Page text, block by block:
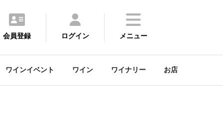
会員登録 ログイン メニュー
ワインイベント ワイン ワイナリー お店